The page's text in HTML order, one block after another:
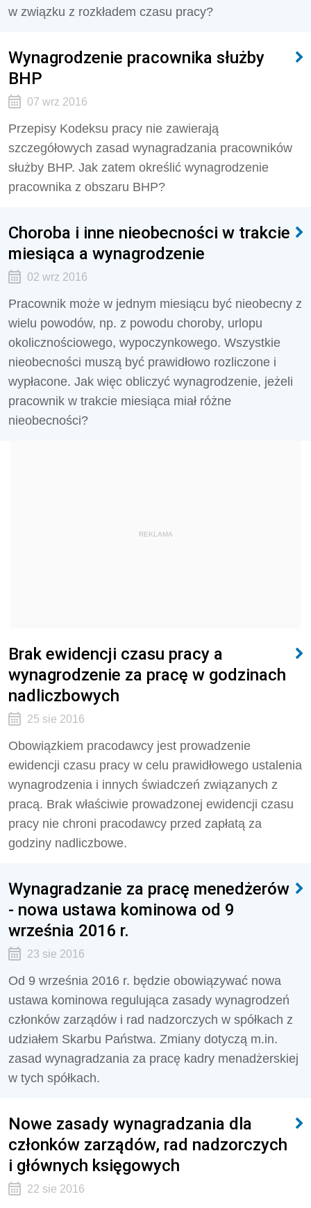
w związku z rozkładem czasu pracy?
Wynagrodzenie pracownika służby
BHP
07 wrz 2016
Przepisy Kodeksu pracy nie zawierają
szczegółowych zasad wynagradzania pracowników
służby BHP. Jak zatem określić wynagrodzenie
pracownika z obszaru BHP?
Choroba i inne nieobecności w trakcie
miesiąca a wynagrodzenie
02 wrz 2016
Pracownik może w jednym miesiącu być nieobecny z
wielu powodów, np. z powodu choroby, urlopu
okolicznościowego, wypoczynkowego. Wszystkie
nieobecności muszą być prawidłowo rozliczone i
wypłacone. Jak więc obliczyć wynagrodzenie, jeżeli
pracownik w trakcie miesiąca miał różne
nieobecności?
REKLAMA
Brak ewidencji czasu pracy a
wynagrodzenie za pracę w godzinach
nadliczbowych
25 sie 2016
Obowiązkiem pracodawcy jest prowadzenie
ewidencji czasu pracy w celu prawidłowego ustalenia
wynagrodzenia i innych świadczeń związanych z
pracą. Brak właściwie prowadzonej ewidencji czasu
pracy nie chroni pracodawcy przed zapłatą za
godziny nadliczbowe.
Wynagradzanie za pracę menedżerów
- nowa ustawa kominowa od 9
września 2016 r.
23 sie 2016
Od 9 września 2016 r. będzie obowiązywać nowa
ustawa kominowa regulująca zasady wynagrodzeń
członków zarządów i rad nadzorczych w spółkach z
udziałem Skarbu Państwa. Zmiany dotyczą m.in.
zasad wynagradzania za pracę kadry menadżerskiej
w tych spółkach.
Nowe zasady wynagradzania dla
członków zarządów, rad nadzorczych
i głównych księgowych
22 sie 2016